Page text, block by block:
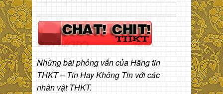
Những bài phỏng vấn của Hãng tin
THKT – Tin Hay Không Tin với các
nhân vật THKT.